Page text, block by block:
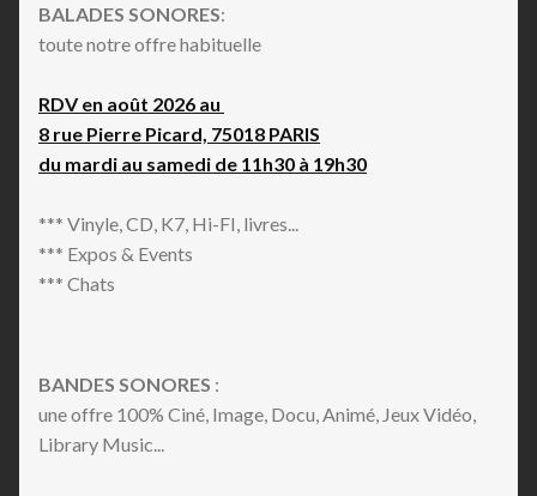
BALADES SONORES:
toute notre offre habituelle
RDV en août 2026 au
8 rue Pierre Picard, 75018 PARIS
du mardi au samedi de 11h30 à 19h30
*** Vinyle, CD, K7, Hi-FI, livres...
*** Expos & Events
*** Chats
BANDES SONORES :
une offre 100% Ciné, Image, Docu, Animé, Jeux Vidéo,
Library Music...